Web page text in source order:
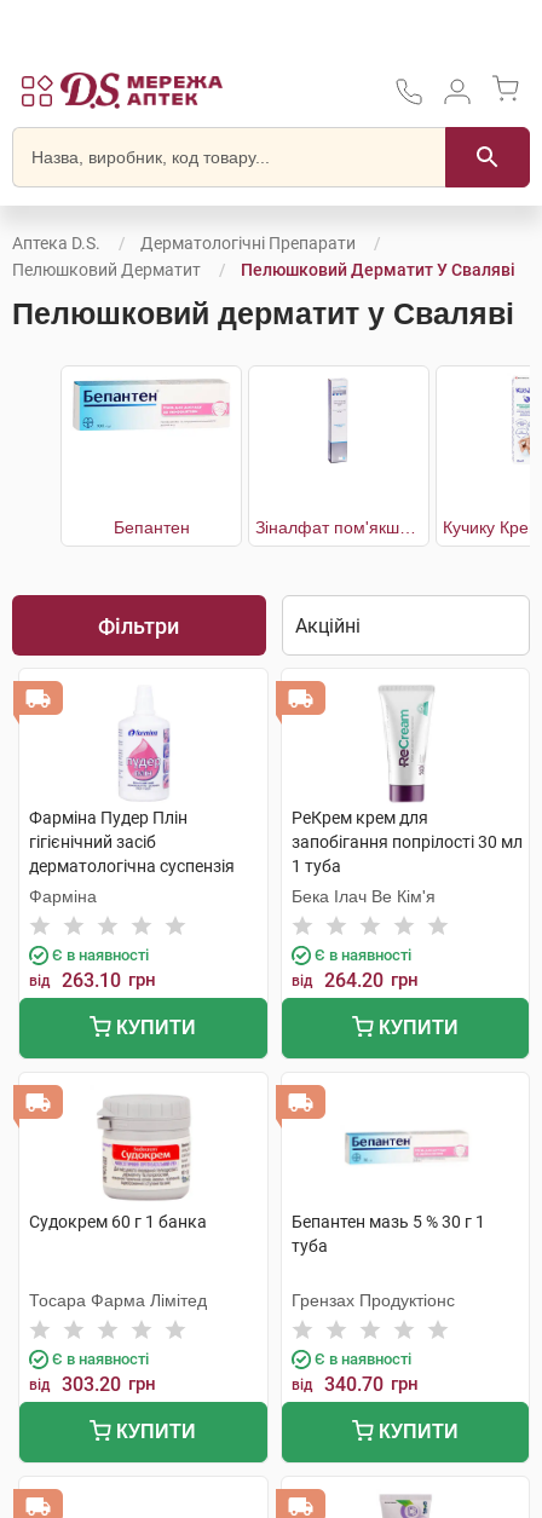
Аптека D.S.
Дерматологічні Препарати
Пелюшковий Дерматит
Пелюшковий Дерматит У Сваляві
Пелюшковий дерматит у Сваляві
Бепантен
Фільтри
Фарміна Пудер Плін
гігієнічний засіб
дерматологічна суспензія
рідка пудра 100 г 1 флакон
Фарміна
Є в наявності
від 263.10 грн
КУПИТИ
РеКрем крем для
запобігання попрілості 30 мл
1 туба
Бека Ілач Ве Кім'я
Є в наявності
від 264.20 грн
КУПИТИ
Судокрем 60 г 1 банка
Тосара Фарма Лімітед
Є в наявності
від 303.20 грн
КУПИТИ
Бепантен мазь 5 % 30 г 1
туба
Грензах Продуктіонс
Є в наявності
від 340.70 грн
КУПИТИ